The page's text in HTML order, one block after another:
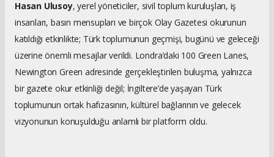
Hasan Ulusoy, yerel yöneticiler, sivil toplum kuruluşları, iş
insanları, basın mensupları ve birçok Olay Gazetesi okurunun
katıldığı etkinlikte; Türk toplumunun geçmişi, bugünü ve geleceği
üzerine önemli mesajlar verildi. Londra’daki 100 Green Lanes,
Newington Green adresinde gerçekleştirilen buluşma, yalnızca
bir gazete okur etkinliği değil; İngiltere’de yaşayan Türk
toplumunun ortak hafızasının, kültürel bağlarının ve gelecek
vizyonunun konuşulduğu anlamlı bir platform oldu.